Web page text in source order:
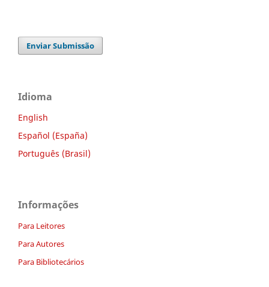
Enviar Submissão
Idioma
English
Español (España)
Português (Brasil)
Informações
Para Leitores
Para Autores
Para Bibliotecários